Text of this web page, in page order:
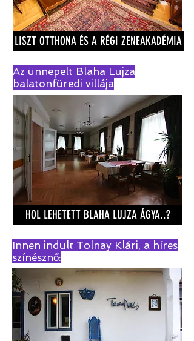
LISZT OTTHONA ÉS A RÉGI ZENEAKADÉMIA
Az ünnepelt Blaha Lujza
balatonfüredi villája
HOL LEHETETT BLAHA LUJZA ÁGYA..?
Innen indult Tolnay Klári, a híres
színésznő: